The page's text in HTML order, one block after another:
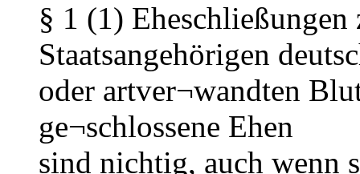
§ 1 (1) Eheschließungen
Staatsangehörigen
oder artver¬wandten
ge¬schlossene Ehen
sind nichtig, auch wenn